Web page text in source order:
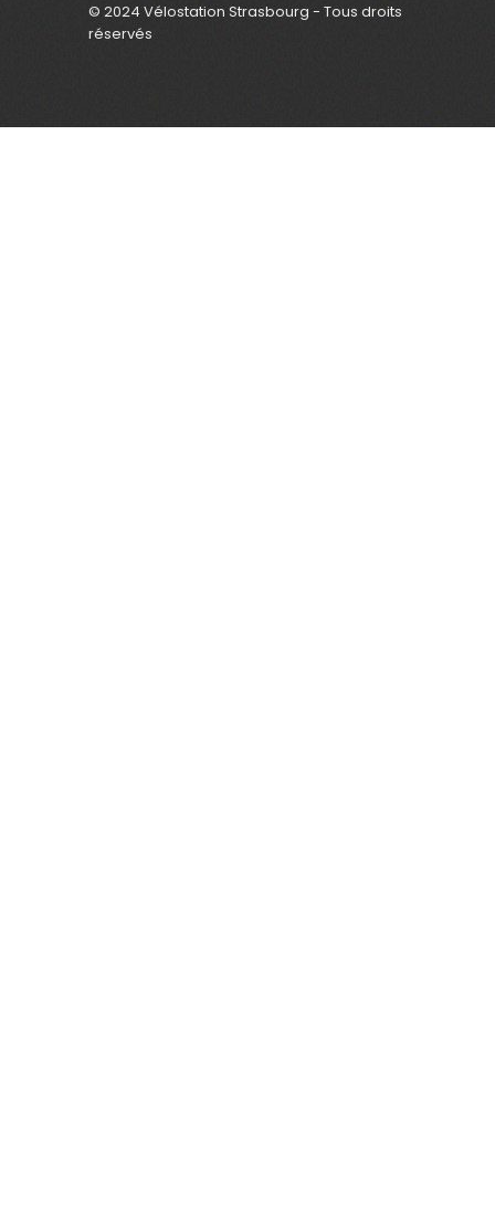
© 2024 Vélostation Strasbourg - Tous droits
réservés